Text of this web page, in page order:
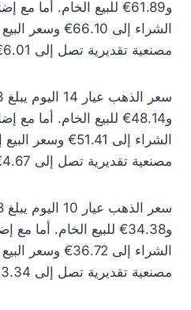
و61.89€ للبيع الخام. أما
مصنعية تقديرية تصل إلى 6.01€.
و48.14€ للبيع الخام. أما
مصنعية تقديرية تصل إلى 4.67€.
و34.38€ للبيع الخام. أما
مصنعية تقديرية تصل إلى 3.34€.